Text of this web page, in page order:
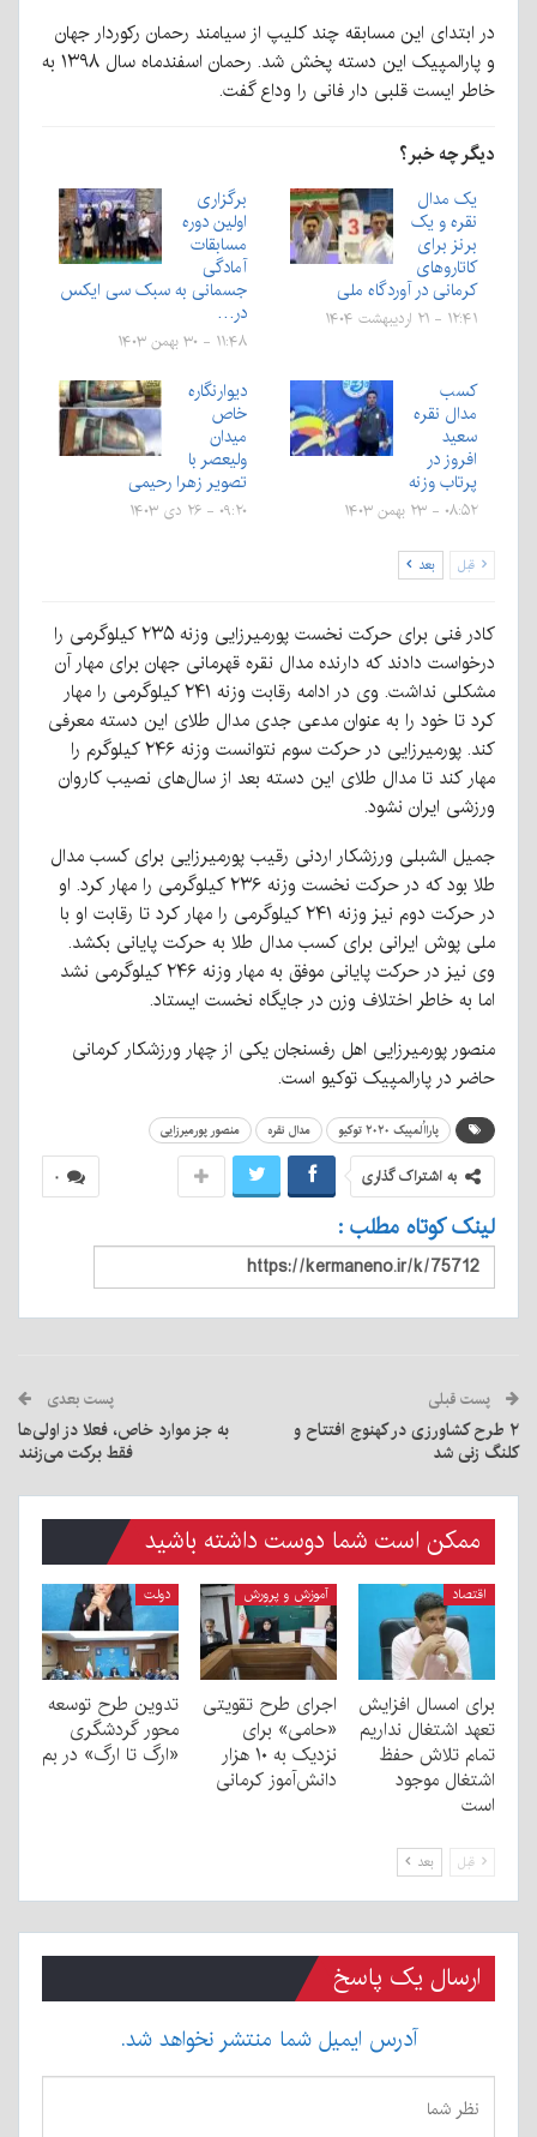
در ابتدای این مسابقه چند کلیپ از سیامند رحمان رکوردار جهان
و پارالمپیک این دسته پخش شد. رحمان اسفندماه سال ۱۳۹۸ به
خاطر ایست قلبی دار فانی را وداع گفت.
دیگر چه خبر؟
یک مدال
نقره و یک
برنز برای
کاتاروهای
کرمانی در آوردگاه ملی
۱۲:۴۱ - ۲۱ اردیبهشت ۱۴۰۴
برگزاری
اولین دوره
مسابقات
آمادگی
جسمانی به سبک سی ایکس
در…
۱۱:۴۸ - ۳۰ بهمن ۱۴۰۳
کسب
مدال نقره
سعید
افروز در
پرتاب وزنه
۰۸:۵۲ - ۲۳ بهمن ۱۴۰۳
دیوارنگاره
خاص
میدان
ولیعصر با
تصویر زهرا رحیمی
۰۹:۲۰ - ۲۶ دی ۱۴۰۳
قبل بعد
کادر فنی برای حرکت نخست پورمیرزایی وزنه ۲۳۵ کیلوگرمی را
درخواست دادند که دارنده مدال نقره قهرمانی جهان برای مهار آن
مشکلی نداشت. وی در ادامه رقابت وزنه ۲۴۱ کیلوگرمی را مهار
کرد تا خود را به عنوان مدعی جدی مدال طلای این دسته معرفی
کند. پورمیرزایی در حرکت سوم نتوانست وزنه ۲۴۶ کیلوگرم را
مهار کند تا مدال طلای این دسته بعد از سال‌های نصیب کاروان
ورزشی ایران نشود.
جمیل الشبلی ورزشکار اردنی رقیب پورمیرزایی برای کسب مدال
طلا بود که در حرکت نخست وزنه ۲۳۶ کیلوگرمی را مهار کرد. او
در حرکت دوم نیز وزنه ۲۴۱ کیلوگرمی را مهار کرد تا رقابت او با
ملی پوش ایرانی برای کسب مدال طلا به حرکت پایانی بکشد.
وی نیز در حرکت پایانی موفق به مهار وزنه ۲۴۶ کیلوگرمی نشد
اما به خاطر اختلاف وزن در جایگاه نخست ایستاد.
منصور پورمیرزایی اهل رفسنجان یکی از چهار ورزشکار کرمانی
حاضر در پارالمپیک توکیو است.
پارااُلمپیک ۲۰۲۰ توکیو مدال نقره منصور پورمیرزایی
۰ به اشتراک گذاری
لینک کوتاه مطلب :
پست قبلی
۲ طرح کشاورزی در کهنوج افتتاح و
کلنگ زنی شد
پست بعدی
به جز موارد خاص، فعلا دز اولی‌ها
فقط برکت می‌زنند
ممکن است شما دوست داشته باشید
اقتصاد
برای امسال افزایش
تعهد اشتغال نداریم
تمام تلاش حفظ
اشتغال موجود
است
آموزش و پرورش
اجرای طرح تقویتی
«حامی» برای
نزدیک به ۱۰ هزار
دانش‌آموز کرمانی
دولت
تدوین طرح توسعه
محور گردشگری
«ارگ تا ارگ» در بم
قبل بعد
ارسال یک پاسخ
آدرس ایمیل شما منتشر نخواهد شد.